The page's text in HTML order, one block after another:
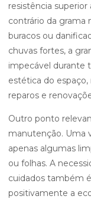
resistência
contrário da grama
buracos ou
chuvas fortes, a
impecável durante
estética do
reparos e
Outro ponto
manutenção. Uma
apenas algumas
ou folhas. A
cuidados também
positivamente a